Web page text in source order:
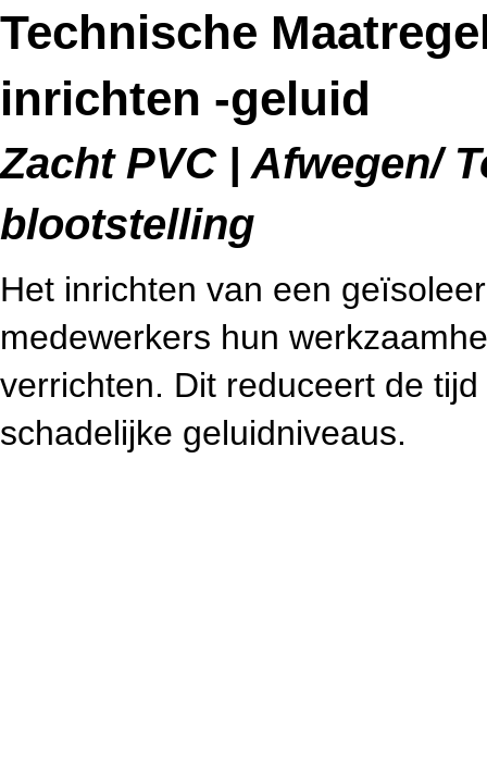
Technische
inrichten -geluid
Zacht PVC | Afwegen/
blootstelling
Het inrichten van een
medewerkers hun
verrichten. Dit reduceert de
schadelijke geluidniveaus.